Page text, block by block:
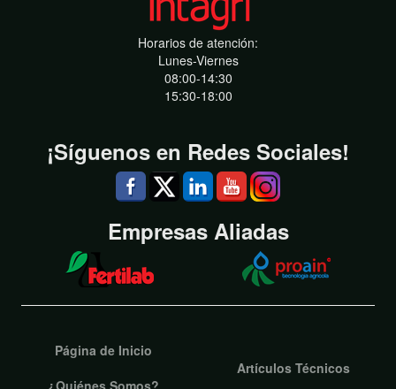
Horarios de atención:
Lunes-Viernes
08:00-14:30
15:30-18:00
¡Síguenos en Redes Sociales!
Empresas Aliadas
Página de Inicio
¿Quiénes Somos?
Artículos Técnicos